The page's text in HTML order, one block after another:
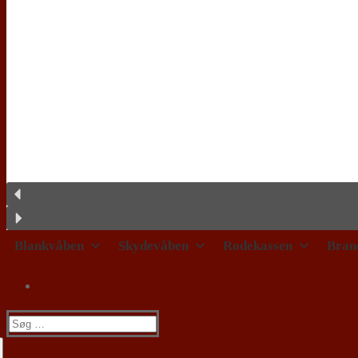
Blankvåben Skydevåben Rodekassen
Søg